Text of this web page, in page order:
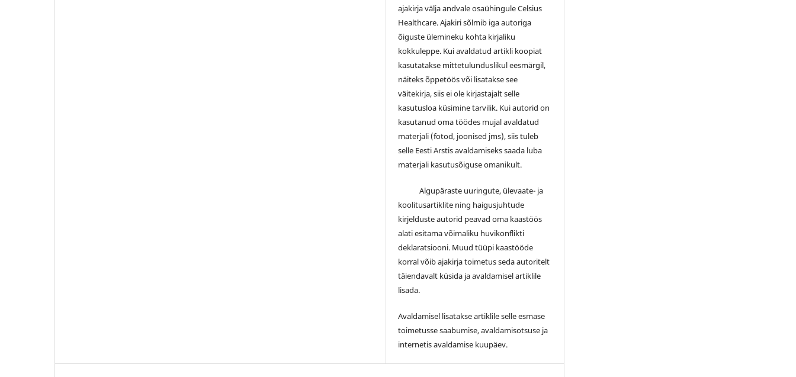
ajakirja välja andvale osaühingule Celsius
Healthcare. Ajakiri sõlmib iga autoriga
õiguste ülemineku kohta kirjaliku
kokkuleppe. Kui avaldatud artikli koopiat
kasutatakse mittetulunduslikul eesmärgil,
näiteks õppetöös või lisatakse see
väitekirja, siis ei ole kirjastajalt selle
kasutusloa küsimine tarvilik. Kui autorid on
kasutanud oma töödes mujal avaldatud
materjali (fotod, joonised jms), siis tuleb
selle Eesti Arstis avaldamiseks saada luba
materjali kasutusõiguse omanikult.
Algupäraste uuringute, ülevaate- ja
koolitusartiklite ning haigusjuhtude
kirjelduste autorid peavad oma kaastöös
alati esitama võimaliku huvikonflikti
deklaratsiooni. Muud tüüpi kaastööde
korral võib ajakirja toimetus seda autoritelt
täiendavalt küsida ja avaldamisel artiklile
lisada.
Avaldamisel lisatakse artiklile selle esmase
toimetusse saabumise, avaldamisotsuse ja
internetis avaldamise kuupäev.